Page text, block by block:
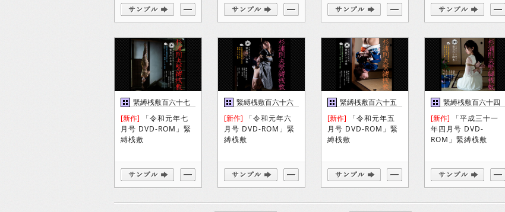
緊縛桟敷百六十七
巻
[新作] 「令和元年七
月号 DVD-ROM」緊
縛桟敷
緊縛桟敷百六十六
巻
[新作] 「令和元年六
月号 DVD-ROM」緊
縛桟敷
緊縛桟敷百六十五
巻
[新作] 「令和元年五
月号 DVD-ROM」緊
縛桟敷
緊縛桟敷百六十四
巻
[新作] 「平成三十一
年四月号 DVD-
ROM」緊縛桟敷